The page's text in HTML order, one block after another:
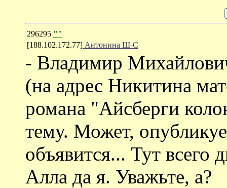
296295 ""
[188.102.172.77] Антонина Ш-С
- Владимир
(на адрес Никитина
романа "Айсберги
тему. Может,
объявится... Тут всего
Алла да я. Уважьте, а?